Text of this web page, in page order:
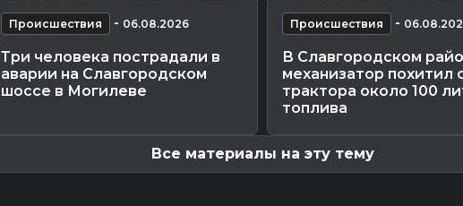
Происшествия - 06.08.2026
Три человека пострадали в
аварии на Славгородском
шоссе в Могилеве
Происшествия -
В Славгородском
механизатор похитил
трактора около 100
топлива
Все материалы на эту тему